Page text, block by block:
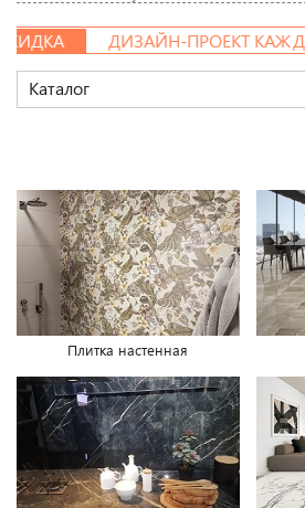
ДИЗАЙН-ПРОЕКТ КАЖДОМУ !
Каталог
Плитка настенная